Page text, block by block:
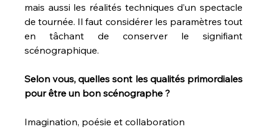
mais aussi les réalités techniques d’un spectacle
de tournée. Il faut considérer les paramètres tout
en tâchant de conserver le signifiant
scénographique.
Selon vous, quelles sont les qualités primordiales
pour être un bon scénographe ?
Imagination, poésie et collaboration